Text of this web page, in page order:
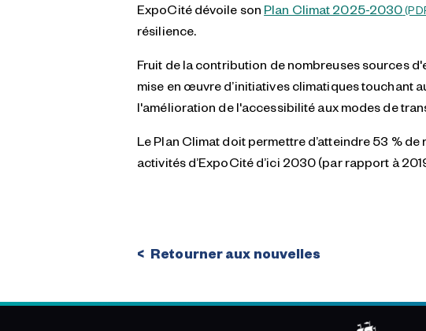
ExpoCité dévoile son Plan Climat 2025-2030
résilience.
Fruit de la contribution de nombreuses sources
mise en œuvre d’initiatives climatiques touchant
l'amélioration de l'accessibilité aux modes de
Le Plan Climat doit permettre d’atteindre 53 %
activités d’ExpoCité d’ici 2030 (par rapport à
Retourner aux nouvelles